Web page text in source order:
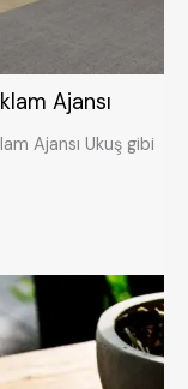
Ajansı
Ajansı Ukuş gibi